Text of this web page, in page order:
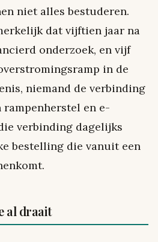
niet alles bestuderen.
dat vijftien jaar na
onderzoek, en vijf
in de
niemand de verbinding
en e-
verbinding dagelijks
bestelling die vanuit een
al draait